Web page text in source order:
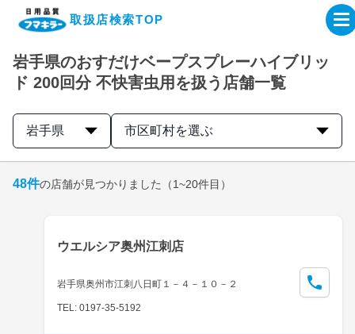
取扱店検索TOP
企業・IR情報サイト
製品情報サイト
取扱店検索はこちら
岩手県のおすだけベープスプレーハイブリッ
ド 200回分 不快害虫用を扱う店舗一覧
岩手県 市区町村を選ぶ
48件の店舗が見つかりました （1~20件目）
ウエルシア奥州江刺店
岩手県奥州市江刺八日町１－４－１０－２
TEL: 0197-35-5192